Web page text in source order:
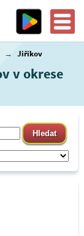
→ Jiříkov
v okrese